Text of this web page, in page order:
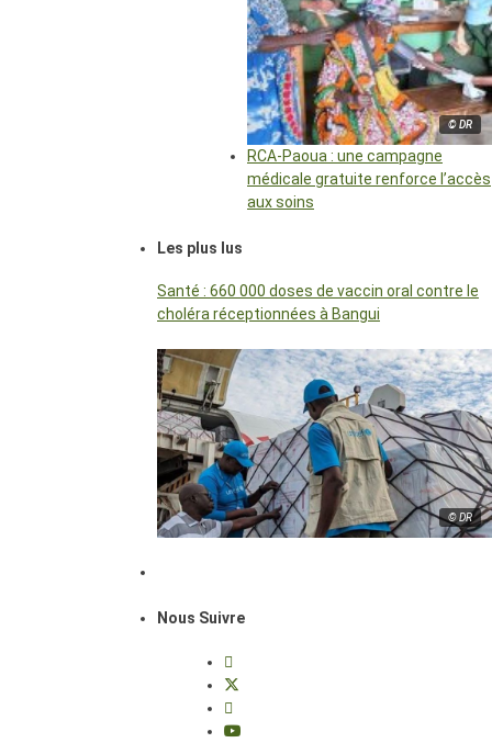
© DR
RCA-Paoua : une campagne
médicale gratuite renforce l’accès
aux soins
Les plus lus
Santé : 660 000 doses de vaccin oral contre le
choléra réceptionnées à Bangui
© DR
Nous Suivre